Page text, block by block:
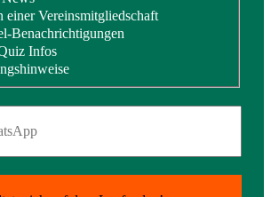
einer Vereinsmitgliedschaft
Benachrichtigungen
Infos